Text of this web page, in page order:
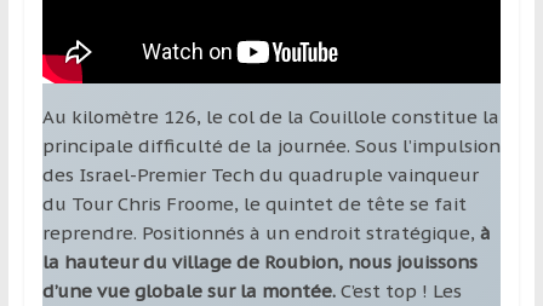
Au kilomètre 126, le col de la Couillole constitue la
principale difficulté de la journée. Sous l’impulsion
des Israel-Premier Tech du quadruple vainqueur
du Tour Chris Froome, le quintet de tête se fait
reprendre. Positionnés à un endroit stratégique, à
la hauteur du village de Roubion, nous jouissons
d’une vue globale sur la montée.C’est top ! Les